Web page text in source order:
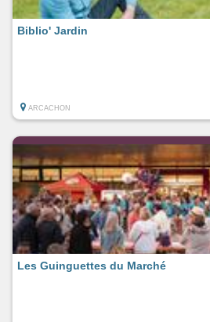
Biblio' Jardin
ARCACHON
Les Guinguettes du Marché